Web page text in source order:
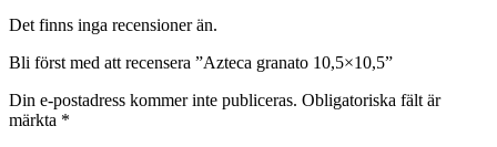
Det finns inga recensioner än.
Bli först med att recensera ”Azteca granato 10,5×10,5”
Din e-postadress kommer inte publiceras. Obligatoriska fält är
märkta *